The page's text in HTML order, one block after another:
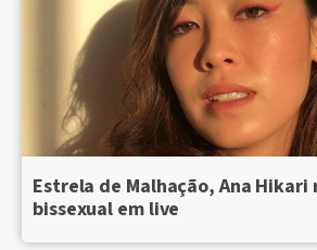
Estrela de Malhação, Ana Hikari
bissexual em live